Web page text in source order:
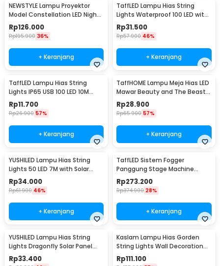
NEWSTYLE Lampu Proyektor
Model Constellation LED Night
Light 3W 5V - NL-USB
Rp126.000
Rp195.900 36%
+ Keranjang
TaffLED Lampu Hias String
Lights Waterproof 100 LED with
Solar Panel - M071
Rp31.500
Rp57.900 46%
+ Keranjang
TaffLED Lampu Hias String
Lights IP65 USB 100 LED 10M
Warm White - TDC-01
Rp11.700
Rp26.900 57%
+ Keranjang
TaffHOME Lampu Meja Hias LED
Mawar Beauty and The Beast
Warm White - AC01
Rp28.900
Rp65.900 57%
+ Keranjang
YUSHILED Lampu Hias String
Lights 50 LED 7M with Solar
Panel - M072
Rp34.000
Rp61.900 46%
+ Keranjang
TaffLED Sistem Fogger
Panggung Stage Machine
Ejector with RGB LED - KY-
LED500
Rp273.200
Rp374.900 28%
+ Keranjang
YUSHILED Lampu Hias String
Lights Dragonfly Solar Panel
IP65 8 Modes 20 LED - M088
Rp33.400
Kaslam Lampu Hias Gorden
String Lights Wall Decoration
18W 3x3M 320 LED - S-32
Rp111.100